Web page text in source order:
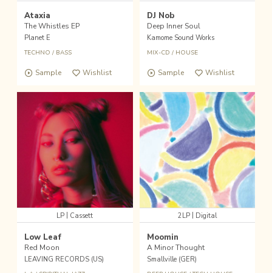
Ataxia
The Whistles EP
Planet E
TECHNO / BASS
Sample Wishlist
DJ Nob
Deep Inner Soul
Kamome Sound Works
MIX-CD / HOUSE
Sample Wishlist
LP Cassett
Low Leaf
Red Moon
LEAVING RECORDS (US)
2LP| Digital
Moomin
A Minor Thought
Smallville (GER)